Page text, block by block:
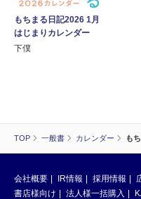
TOP 一般書 カレンダー も
もちまる日記2026 1月
はじまりカレンダー
下僕
会社概要 IR情報 採用情報
書店様向け
法人様一括購入